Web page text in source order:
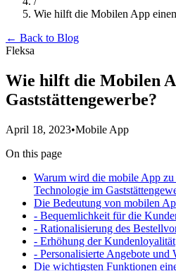
Wie hilft die Mobilen App
← Back to Blog
Fleksa
Wie hilft die Mobilen
Gaststättengewerbe?
April 18, 2023•Mobile App
On this page
Warum wird die mobile App zu
Technologie im
Die Bedeutung von mobilen
- Bequemlichkeit für die
- Rationalisierung des
- Erhöhung der Kundenloyalität
- Personalisierte Angebote und
Die wichtigsten Funktionen